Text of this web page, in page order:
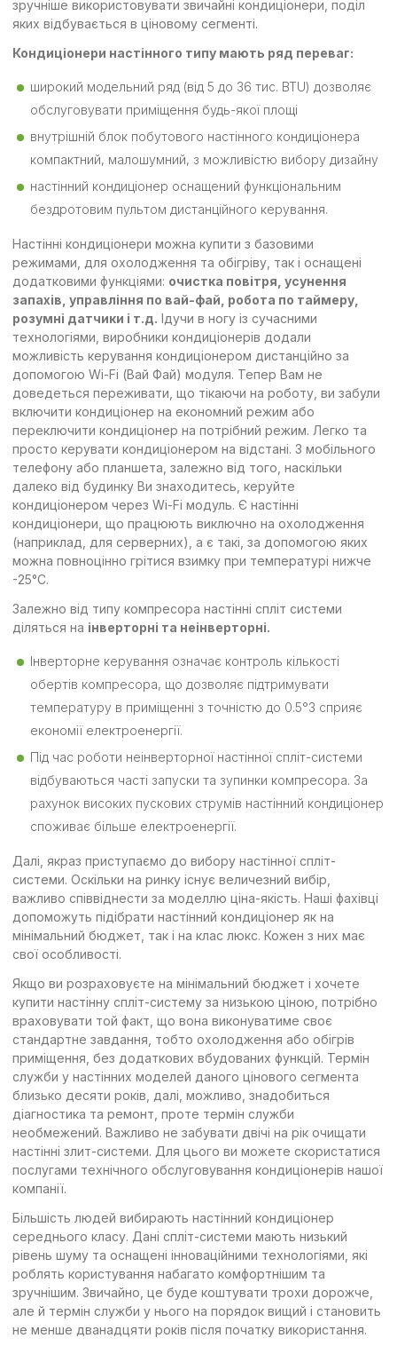
зручніше використовувати звичайні кондиціонери, поділ
яких відбувається в ціновому сегменті.
Кондиціонери настінного типу мають ряд переваг:
широкий модельний ряд (від 5 до 36 тис. BTU) дозволяє
обслуговувати приміщення будь-якої площі
внутрішній блок побутового настінного кондиціонера
компактний, малошумний, з можливістю вибору дизайну
настінний кондиціонер оснащений функціональним
бездротовим пультом дистанційного керування.
Настінні кондиціонери можна купити з базовими
режимами, для охолодження та обігріву, так і оснащені
додатковими функціями: очистка повітря, усунення
запахів, управління по вай-фай, робота по таймеру,
розумні датчики і т.д. Ідучи в ногу із сучасними
технологіями, виробники кондиціонерів додали
можливість керування кондиціонером дистанційно за
допомогою Wi-Fi (Вай Фай) модуля. Тепер Вам не
доведеться переживати, що тікаючи на роботу, ви забули
включити кондиціонер на економний режим або
переключити кондиціонер на потрібний режим. Легко та
просто керувати кондиціонером на відстані. З мобільного
телефону або планшета, залежно від того, наскільки
далеко від будинку Ви знаходитесь, керуйте
кондиціонером через Wi-Fi модуль. Є настінні
кондиціонери, що працюють виключно на охолодження
(наприклад, для серверних), а є такі, за допомогою яких
можна повноцінно грітися взимку при температурі нижче
-25°С.
Залежно від типу компресора настінні спліт системи
діляться на інверторні та неінверторні.
Інверторне керування означає контроль кількості
обертів компресора, що дозволяє підтримувати
температуру в приміщенні з точністю до 0.5°З сприяє
економії електроенергії.
Під час роботи неінверторної настінної спліт-системи
відбуваються часті запуски та зупинки компресора. За
рахунок високих пускових струмів настінний кондиціонер
споживає більше електроенергії.
Далі, якраз приступаємо до вибору настінної спліт-
системи. Оскільки на ринку існує величезний вибір,
важливо співвіднести за моделлю ціна-якість. Наші фахівці
допоможуть підібрати настінний кондиціонер як на
мінімальний бюджет, так і на клас люкс. Кожен з них має
свої особливості.
Якщо ви розраховуєте на мінімальний бюджет і хочете
купити настінну спліт-систему за низькою ціною, потрібно
враховувати той факт, що вона виконуватиме своє
стандартне завдання, тобто охолодження або обігрів
приміщення, без додаткових вбудованих функцій. Термін
служби у настінних моделей даного цінового сегмента
близько десяти років, далі, можливо, знадобиться
діагностика та ремонт, проте термін служби
необмежений. Важливо не забувати двічі на рік очищати
настінні злит-системи. Для цього ви можете скористатися
послугами технічного обслуговування кондиціонерів нашої
компанії.
Більшість людей вибирають настінний кондиціонер
середнього класу. Дані спліт-системи мають низький
рівень шуму та оснащені інноваційними технологіями, які
роблять користування набагато комфортнішим та
зручнішим. Звичайно, це буде коштувати трохи дорожче,
але й термін служби у нього на порядок вищий і становить
не менше дванадцяти років після початку використання.